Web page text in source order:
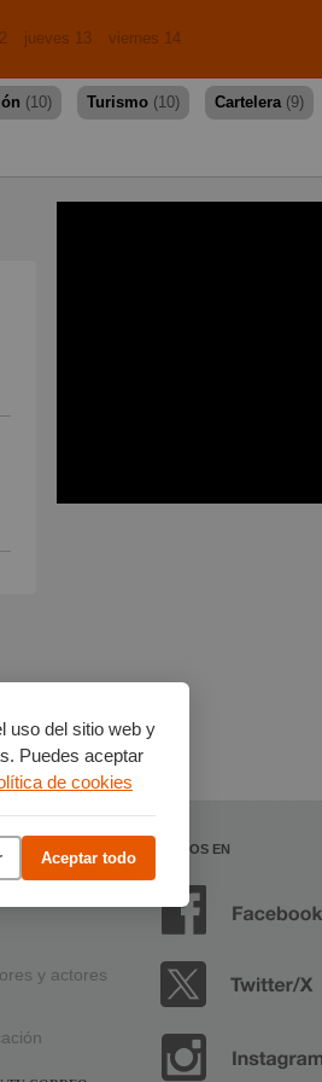
uso del sitio web y
Puedes aceptar
de cookies
Aceptar todo
jueves 13 viernes 14
(10) Turismo (10) Cartelera (9)
y actores
SÍGUENOS EN